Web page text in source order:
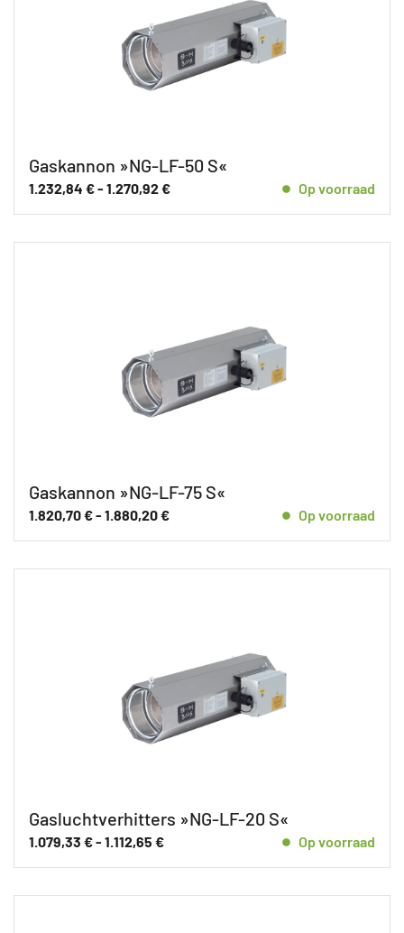
Gaskannon »NG-LF-50 S«
1.232,84 €- 1.270,92€ Op voorraad
Gaskannon »NG-LF-75 S«
1.820,70€- 1.880,20€ Op voorraad
Gasluchtverhitters »NG-LF-20 S«
1.079,33 €- 1.112,65 € Op voorraad